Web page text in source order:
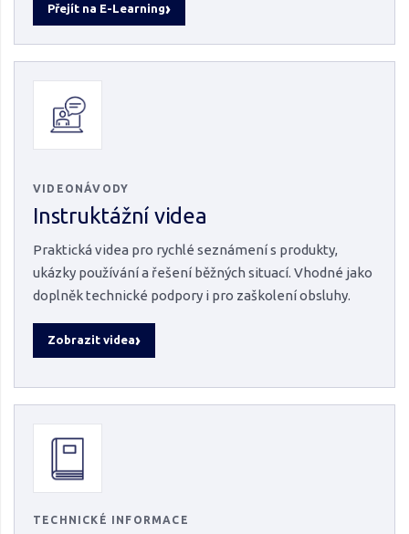
Přejít na E-Learning
VIDEONÁVODY
Instruktážní videa
Praktická videa pro rychlé seznámení s produkty,
ukázky používání a řešení běžných situací. Vhodné jako
doplněk technické podpory i pro zaškolení obsluhy.
Zobrazit videa
TECHNICKÉ INFORMACE